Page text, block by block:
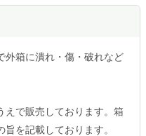
外箱に潰れ・傷・破れなど
えで販売しております。箱
を記載しております。